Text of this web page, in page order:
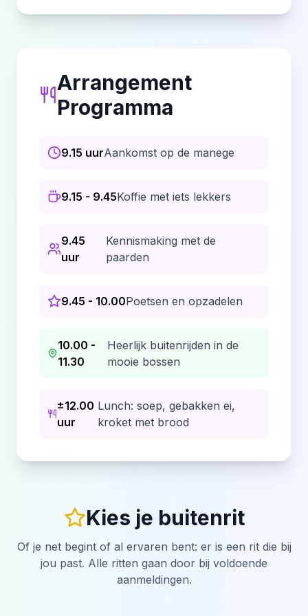
Arrangement
Programma
9.15 uurAankomst op de manege
9.15 - 9.45Koffie met iets lekkers
9.45
uur
Kennismaking met de
paarden
9.45 - 10.00Poetsen en opzadelen
10.00 -
11.30
Heerlijk buitenrijden in de
mooie bossen
±12.00
uur
Lunch: soep, gebakken ei,
kroket met brood
Kies je buitenrit
Of je net begint of al ervaren bent: er is een rit die bij
jou past. Alle ritten gaan door bij voldoende
aanmeldingen.